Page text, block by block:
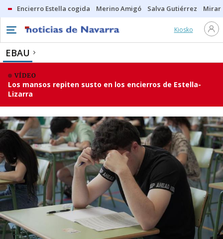
Encierro Estella cogida Merino Amigó Salva Gutiérrez Mirar
Kiosko
EBAU
VÍDEO
Los mansos repiten susto en los encierros de Estella-
Lizarra